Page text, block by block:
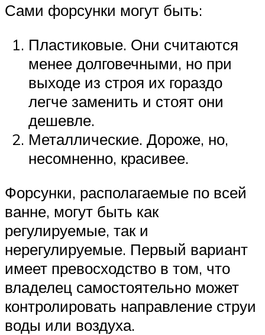
Сами форсунки могут быть:
Пластиковые. Они считаются
менее долговечными, но при
выходе из строя их гораздо
легче заменить и стоят они
дешевле.
Металлические. Дороже, но,
несомненно, красивее.
Форсунки, располагаемые по всей
ванне, могут быть как
регулируемые, так и
нерегулируемые. Первый вариант
имеет превосходство в том, что
владелец самостоятельно может
контролировать направление струи
воды или воздуха.